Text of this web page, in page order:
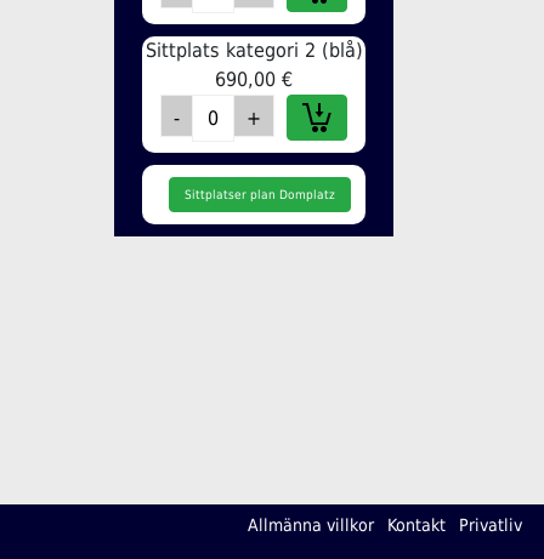
Sittplats kategori 2 (blå)
690,00 €
Sittplatser plan Domplatz
Allmänna villkor Kontakt Privatliv